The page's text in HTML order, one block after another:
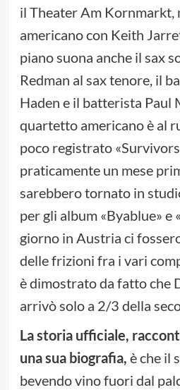
il Theater Am Kornmarkt,
americano con Keith
piano suona anche il sax
Redman al sax tenore, il
Haden e il batterista Paul
quartetto americano è al
poco registrato
praticamente un mese
sarebbero tornato in
per gli album «Byablue» e
giorno in Austria ci
delle frizioni fra i vari
è dimostrato da fatto che
arrivò solo a 2/3 della
La storia ufficiale,
una sua biografia, è che il
bevendo vino fuori dal